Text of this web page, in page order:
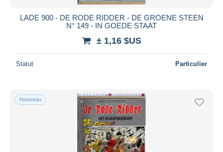
LADE 900 - DE RODE RIDDER - DE GROENE STEEN
N° 149 - IN GOEDE STAAT
± 1,16 $US
Statut Particulier
Nouveau